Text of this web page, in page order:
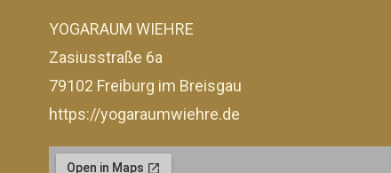
YOGARAUM WIEHRE
Zasiusstraße 6a
79102 Freiburg im Breisgau
https://yogaraumwiehre.de